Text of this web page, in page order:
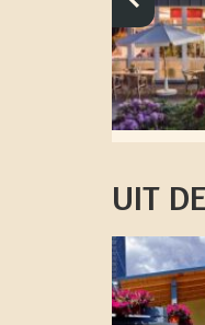
UIT